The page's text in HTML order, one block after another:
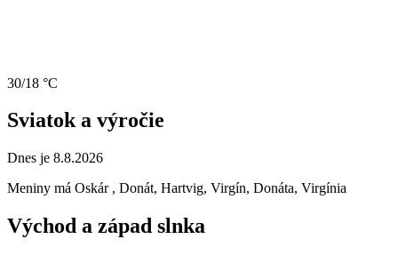
30/18 °C
Sviatok a výročie
Dnes je 8.8.2026
Meniny má Oskár , Donát, Hartvig, Virgín, Donáta, Virgínia
Východ a západ slnka